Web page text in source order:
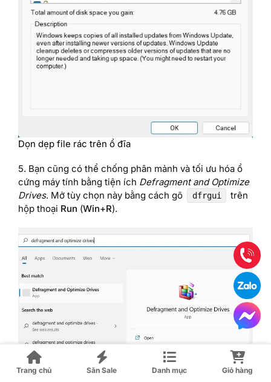
Dọn dẹp file rác trên ổ đĩa
5. Bạn cũng có thể chống phân mảnh và tối ưu hóa ổ
cứng máy tính bằng tiện ích Defragment and Optimize
Drives. Mở tùy chọn này bằng cách gõ dfrgui
trên
hộp thoại Run (Win+R).
Trang chủ Săn Sale Danh mục Giỏ hàng